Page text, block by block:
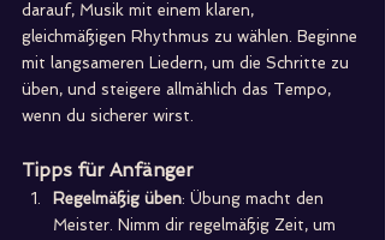
darauf, Musik mit einem klaren,
gleichmäßigen Rhythmus zu wählen. Beginne
mit langsameren Liedern, um die Schritte zu
üben, und steigere allmählich das Tempo,
wenn du sicherer wirst.
Tipps für Anfänger
Regelmäßig üben: Übung macht den
Meister. Nimm dir regelmäßig Zeit, um